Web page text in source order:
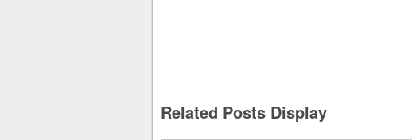
Related Posts Display